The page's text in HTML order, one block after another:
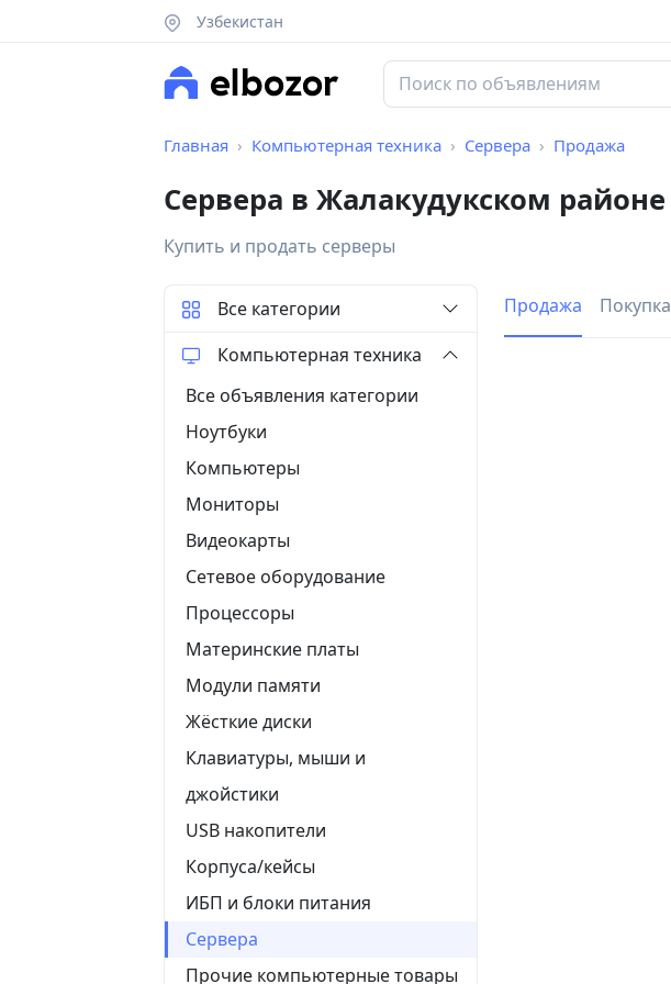
Узбекистан
Главная Компьютерная техника Сервера Продажа
Сервера в Жалакудукском районе
Купить и продать серверы
Продажа Покупка
Все категории
Компьютерная техника
Все объявления категории
Ноутбуки
Компьютеры
Мониторы
Видеокарты
Сетевое оборудование
Процессоры
Материнские платы
Модули памяти
Жёсткие диски
Клавиатуры, мыши и
джойстики
USB накопители
Корпуса/кейсы
ИБП и блоки питания
Сервера
Прочие компьютерные товары